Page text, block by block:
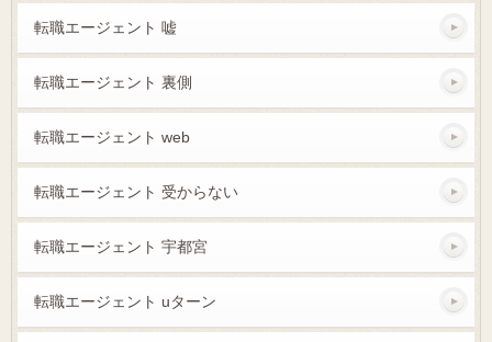
転職エージェント 嘘
転職エージェント 裏側
転職エージェント web
転職エージェント 受からない
転職エージェント 宇都宮
転職エージェント uターン